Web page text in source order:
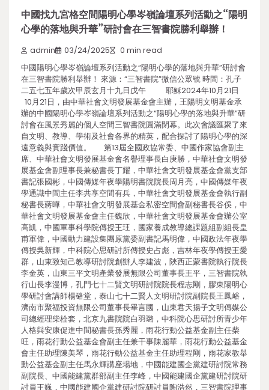
中國找九宮格空間陽明心學岑嶺論壇系列活動之“陽明
心學的落地與升華”研討會在三智書院勝利舉辦！
admin 03/24/2025 0 min read
中國陽明心學岑嶺論壇系列活動之“陽明心學的落地與升華”研討會
在三智書院勝利舉辦！ 來源：“三智書院”微信公眾號 時間：孔子
二五七五年歲次甲辰玄月十九日戊午 耶穌2024年10月21日
10月21日，由中華社會文明發展基金會主辦，王陽明文明基金承
辦的中國陽明心學岑嶺論壇系列活動之“陽明心學的落地與升華”研
討會在風景秀麗的個人空間三智書院圓滿閉幕。此次會議匯聚了來
自文明、教導、學術及社會各界的精英，配合探討了陽明心學的深
遠意義與實踐價值。 第13屆全國政協常委、中國作家協會副主
席、中華社會文明發展基金會名譽理事長白庚勝，中華社會文明發
展基金會副理事長兼秘書長丁耀，中華社會文明發展基金會黨支部
書記張國彬，中國傳媒年夜學陽明書院院長周月亮，中國傳媒年夜
學通識中間主任李共享空間有兵，中華社會文明發展基金會執行副
秘書長蔣曄，中華社會文明發展基金私密空間會副秘書長谷俁，中
華社會文明發展基金會主任魏欣，中華社會文明發展基金會辦公室
高凱，中國軍事科學院傳授王玨，國家養成教導總課題組副組長皇
甫軍偉，中國動力建設集團原黨委副書記馬明偉，中國政法年夜學
傳授吳新輝，中科院心思研討所傳授史占彪，吉林年夜學傳授王愛
群，山東致知己教導研討院創辦人李建波，陜西正蒙書院執行院長
李金英，山東三平文明產業發展無限公司董事長王平，三智書院執
行山長李漫博，孔門七十二賢文明研討院院長程志剛，膠東陽明心
學研討會講師楊硌堂，泰山七十二賢人文明研討院副院長王鳳峪，
濟南市聚福投資無限公司董事長畢言國，山東君天揚子文明傳媒公
司總經理柴栓套，北京九書院院白羽璐，中科院心思研討所青少年
人格與安康促進中間秘書長孫秀麗，雨花行動公益基金副主任柴
旺，雨花行動公益基金會副主任兼干事陳麗華，雨花行動公益基金
會主任助理陳美琴，雨花行動公益基金主任助理程剛，雨花家教舉
動公益基金副主任馬永輝講座場地，中國能建國企黨建研討院常務
副院長、中國能建黨群部副主任李峰，中國能建國企黨建研討院研
討員王巍，中國能建國企黨建研討院研討員陶浩然，三智書院理事